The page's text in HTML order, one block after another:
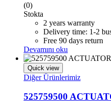
(0)
Stokta
2 years warranty
Delivery time: 1-2
Free 90 days return
Devamını oku
Quick view
Diğer Ürünlerimiz
525759500